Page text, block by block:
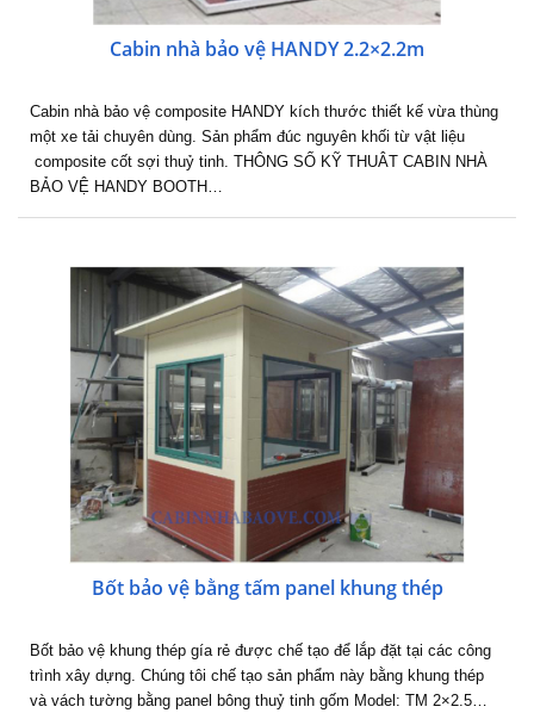
Cabin nhà bảo vệ HANDY 2.2×2.2m
Cabin nhà bảo vệ composite HANDY kích thước thiết kế vừa thùng
một xe tải chuyên dùng. Sản phẩm đúc nguyên khối từ vật liệu
composite cốt sợi thuỷ tinh. THÔNG SỐ KỸ THUÂT CABIN NHÀ
BẢO VỆ HANDY BOOTH…
Bốt bảo vệ bằng tấm panel khung thép
Bốt bảo vệ khung thép gía rẻ được chế tạo để lắp đặt tại các công
trình xây dựng. Chúng tôi chế tạo sản phẩm này bằng khung thép
và vách tường bằng panel bông thuỷ tinh gốm Model: TM 2×2.5…